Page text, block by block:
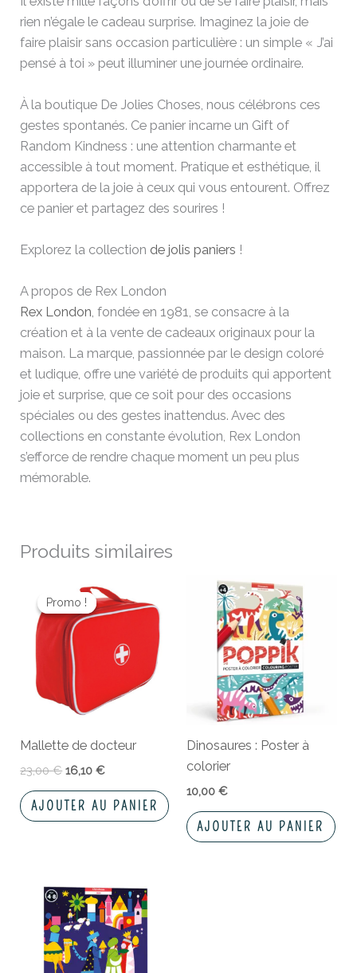
rien n’égale le cadeau surprise. Imaginez la joie de
faire plaisir sans occasion particulière : un simple « J’ai
pensé à toi » peut illuminer une journée ordinaire.
À la boutique De Jolies Choses, nous célébrons ces
gestes spontanés. Ce panier incarne un Gift of
Random Kindness : une attention charmante et
accessible à tout moment. Pratique et esthétique, il
apportera de la joie à ceux qui vous entourent. Offrez
ce panier et partagez des sourires !
Explorez la collection de jolis paniers !
A propos de Rex London
Rex London, fondée en 1981, se consacre à la
création et à la vente de cadeaux originaux pour la
maison. La marque, passionnée par le design coloré
et ludique, offre une variété de produits qui apportent
joie et surprise, que ce soit pour des occasions
spéciales ou des gestes inattendus. Avec des
collections en constante évolution, Rex London
s’efforce de rendre chaque moment un peu plus
mémorable.
Produits similaires
Promo !
Promo !
Mallette de docteur
23,00€
prix
initial
était :
23,00 €.
16,10€
prix
actuel
16,10 €.
AJOUTER AU PANIER
Dinosaures : Poster à
colorier
10,00 €
AJOUTER AU PANIER